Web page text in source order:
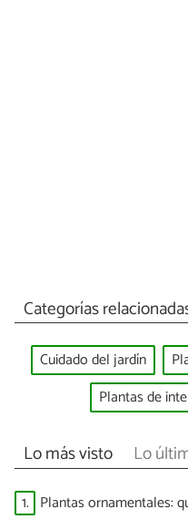
Categorías
Cuidado del jardín
Plantas de
Lo más visto Lo
1. Plantas ornamentales: